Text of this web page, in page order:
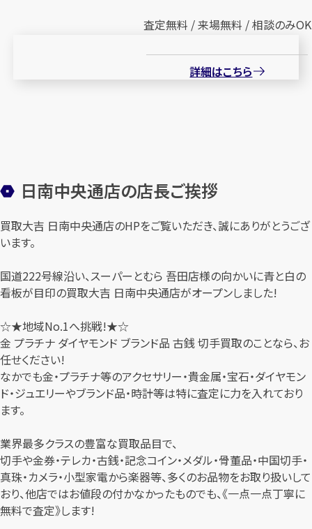
査定無料 / 来場無料 / 相談のみOK
詳細はこちら
日南中央通店の店長ご挨拶
買取大吉 日南中央通店のHPをご覧いただき、誠にありがとうござ
います。
国道222号線沿い、スーパーとむら 吾田店様の向かいに青と白の
看板が目印の買取大吉 日南中央通店がオープンしました!
☆★地域No.1へ挑戦!★☆
金 プラチナ ダイヤモンド ブランド品 古銭 切手買取のことなら、お
任せください!
なかでも金・プラチナ等のアクセサリー・貴金属・宝石・ダイヤモン
ド・ジュエリーやブランド品・時計等は特に査定に力を入れており
ます。
業界最多クラスの豊富な買取品目で、
切手や金券・テレカ・古銭・記念コイン・メダル・骨董品・中国切手・
真珠・カメラ・小型家電から楽器等、多くのお品物をお取り扱いして
おり、他店ではお値段の付かなかったものでも、《一点一点丁寧に
無料で査定》します!